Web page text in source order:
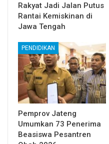
Rakyat Jadi Jalan Putus
Rantai Kemiskinan di
Jawa Tengah
PENDIDIKAN
Pemprov Jateng
Umumkan 73 Penerima
Beasiswa Pesantren